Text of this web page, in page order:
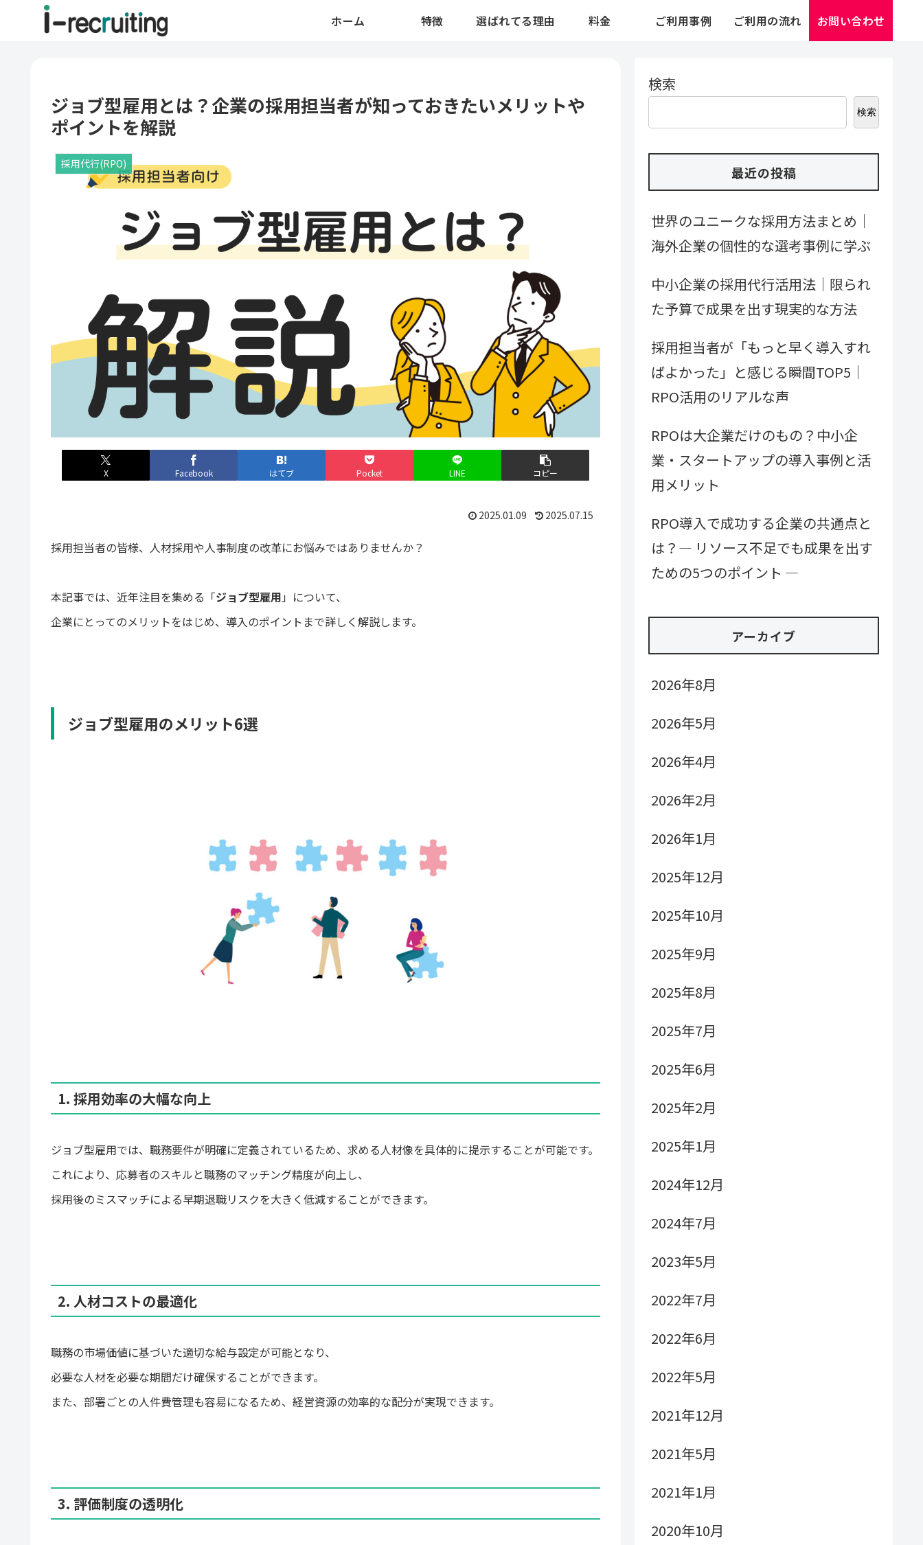
ホーム 特徴 選ばれてる理由 料金 ご利用事例 ご利用の流れ お問い合わせ
ジョブ型雇用とは？企業の採用担当者が知っておきたいメリットや
ポイントを解説
採用代行(RPO)
X Facebook はてブ Pocket LINE コピー
2025.01.09 2025.07.15
採用担当者の皆様、人材採用や人事制度の改革にお悩みではありませんか？
本記事では、近年注目を集める「ジョブ型雇用 」について、
企業にとってのメリットをはじめ、導入のポイントまで詳しく解説します。
ジョブ型雇用のメリット6選
1. 採用効率の大幅な向上
ジョブ型雇用では、職務要件が明確に定義されているため、求める人材像を具体的に提示することが可能です。
これにより、応募者のスキルと職務のマッチング精度が向上し、
採用後のミスマッチによる早期退職リスクを大きく低減することができます。
2. 人材コストの最適化
職務の市場価値に基づいた適切な給与設定が可能となり、
必要な人材を必要な期間だけ確保することができます。
また、部署ごとの人件費管理も容易になるため、経営資源の効率的な配分が実現できます。
3. 評価制度の透明化
検索
検索
最近の投稿
世界のユニークな採用方法まとめ｜
海外企業の個性的な選考事例に学ぶ
中小企業の採用代行活用法｜限られ
た予算で成果を出す現実的な方法
採用担当者が「もっと早く導入すれ
ばよかった」と感じる瞬間TOP5｜
RPO活用のリアルな声
RPOは大企業だけのもの？中小企
業・スタートアップの導入事例と活
用メリット
RPO導入で成功する企業の共通点と
は？― リソース不足でも成果を出す
ための5つのポイント ―
アーカイブ
2026年8月
2026年5月
2026年4月
2026年2月
2026年1月
2025年12月
2025年10月
2025年9月
2025年8月
2025年7月
2025年6月
2025年2月
2025年1月
2024年12月
2024年7月
2023年5月
2022年7月
2022年6月
2022年5月
2021年12月
2021年5月
2021年1月
2020年10月